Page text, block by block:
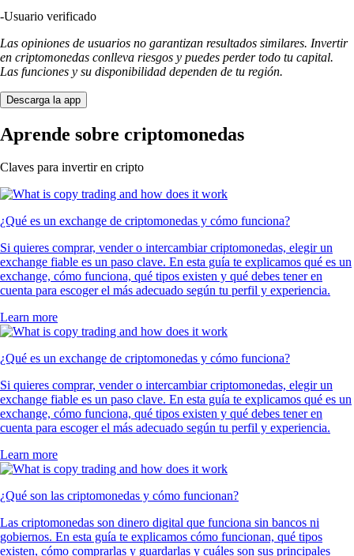
-Usuario verificado
Las opiniones de usuarios no garantizan resultados similares. Invertir
en criptomonedas conlleva riesgos y puedes perder todo tu capital.
Las funciones y su disponibilidad dependen de tu región.
Descarga la app
Aprende sobre criptomonedas
Claves para invertir en cripto
¿Qué es un exchange de criptomonedas y cómo funciona?
Si quieres comprar, vender o intercambiar criptomonedas, elegir un
exchange fiable es un paso clave. En esta guía te explicamos qué es un
exchange, cómo funciona, qué tipos existen y qué debes tener en
cuenta para escoger el más adecuado según tu perfil y experiencia.
Learn more
¿Qué es un exchange de criptomonedas y cómo funciona?
Si quieres comprar, vender o intercambiar criptomonedas, elegir un
exchange fiable es un paso clave. En esta guía te explicamos qué es un
exchange, cómo funciona, qué tipos existen y qué debes tener en
cuenta para escoger el más adecuado según tu perfil y experiencia.
Learn more
¿Qué son las criptomonedas y cómo funcionan?
Las criptomonedas son dinero digital que funciona sin bancos ni
gobiernos. En esta guía te explicamos cómo funcionan, qué tipos
existen, cómo comprarlas y guardarlas y cuáles son sus principales